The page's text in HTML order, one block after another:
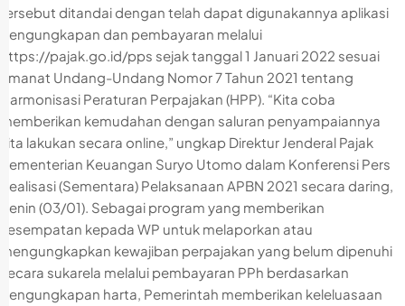
tersebut ditandai dengan telah dapat digunakannya aplikasi
pengungkapan dan pembayaran melalui
https://pajak.go.id/pps sejak tanggal 1 Januari 2022 sesuai
amanat Undang-Undang Nomor 7 Tahun 2021 tentang
Harmonisasi Peraturan Perpajakan (HPP). “Kita coba
memberikan kemudahan dengan saluran penyampaiannya
kita lakukan secara online,” ungkap Direktur Jenderal Pajak
Kementerian Keuangan Suryo Utomo dalam Konferensi Pers
Realisasi (Sementara) Pelaksanaan APBN 2021 secara daring,
Senin (03/01). Sebagai program yang memberikan
kesempatan kepada WP untuk melaporkan atau
mengungkapkan kewajiban perpajakan yang belum dipenuhi
secara sukarela melalui pembayaran PPh berdasarkan
pengungkapan harta, Pemerintah memberikan keleluasaan